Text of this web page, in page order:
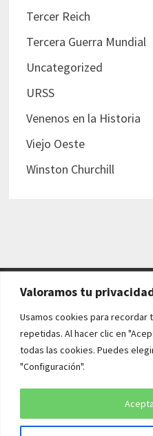
Valoramos tu
Usamos cookies para recordar
repetidas. Al hacer clic en
todas las cookies. Puedes
"Configuración".
Tercer Reich
Tercera Guerra Mundial
Uncategorized
URSS
Venenos en la Historia
Viejo Oeste
Winston Churchill
AVISO LEGAL Y
Aviso legal
Política de cookies